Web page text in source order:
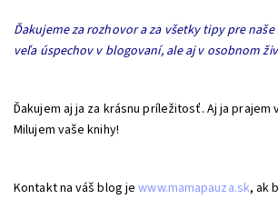
Ďakujeme za rozhovor a za všetky tipy pre
veľa úspechov v blogovaní, ale aj v osobnom
Ďakujem aj ja za krásnu príležitosť. Aj ja prajem
Milujem vaše knihy!
Kontakt na váš blog jewww.mamapauza.sk, ak